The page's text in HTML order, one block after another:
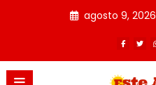
agosto 9, 2026